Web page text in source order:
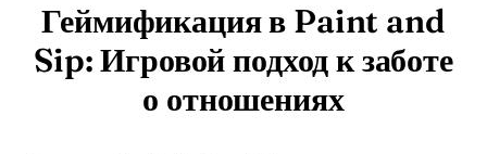
Download
Геймификация в Paint and
Sip: Игровой подход к заботе
о отношениях